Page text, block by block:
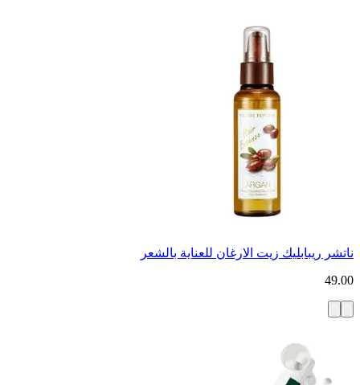
ناتشر ريبابليك زيت الارغان للعناية بالشعر
49.00